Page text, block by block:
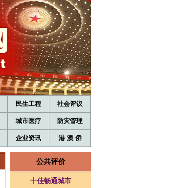
民生工程 社会评议
城市医疗 防灾管理
企业资讯 港 澳 侨
公共评价
十佳畅通城市